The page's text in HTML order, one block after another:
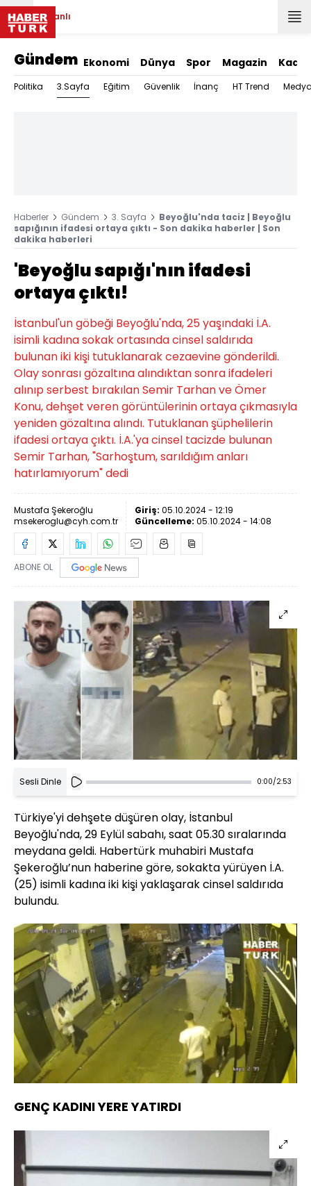
Canlı
Gündem Ekonomi Dünya Spor Magazin Kadın
Politika 3.Sayfa Eğitim Güvenlik İnanç HT Trend
Haberler Gündem 3. Sayfa
Beyoğlu'nda taciz | Beyoğlu
sapığının ifadesi ortaya çıktı - Son dakika haberler | Son
dakika haberleri
'Beyoğlu sapığı'nın ifadesi
ortaya çıktı!
İstanbul'un göbeği Beyoğlu'nda, 25 yaşındaki İ.A.
isimli kadına sokak ortasında cinsel saldırıda
bulunan iki kişi tutuklanarak cezaevine gönderildi.
Olay sonrası gözaltına alındıktan sonra ifadeleri
alınıp serbest bırakılan Semir Tarhan ve Ömer
Konu, dehşet veren görüntülerinin ortaya çıkmasıyla
yeniden gözaltına alındı. Tutuklanan şüphelilerin
ifadesi ortaya çıktı. İ.A.'ya cinsel tacizde bulunan
Semir Tarhan, "Sarhoştum, sarıldığım anları
hatırlamıyorum" dedi
Mustafa Şekeroğlu
msekeroglu@cyh.com.tr
Giriş: 05.10.2024 - 12:19
Güncelleme: 05.10.2024 - 14:08
ABONE OL
Sesli Dinle 0:00/2:53
Türkiye'yi dehşete düşüren olay, İstanbul
Beyoğlu'nda, 29 Eylül sabahı, saat 05.30 sıralarında
meydana geldi. Habertürk muhabiri Mustafa
Şekeroğlu’nun haberine göre, sokakta yürüyen İ.A.
(25) isimli kadına iki kişi yaklaşarak cinsel saldırıda
bulundu.
Sesi
Aç
Yüklendi:
29.12%
Oynatma
Hızı
GENÇ KADINI YERE YATIRDI